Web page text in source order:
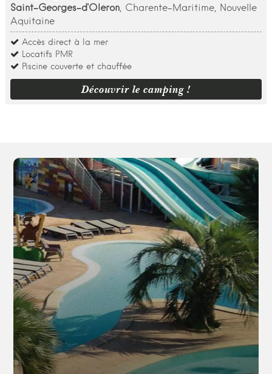
Saint-Georges-d'Oléron, Charente-Maritime, Nouvelle
Aquitaine
Accès direct à la mer
Locatifs PMR
Piscine couverte et chauffée
Découvrir le camping !